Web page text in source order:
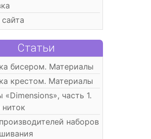
Статьи
бисером. Материалы
крестом. Материалы
«Dimensions», часть 1.
ниток
наборов